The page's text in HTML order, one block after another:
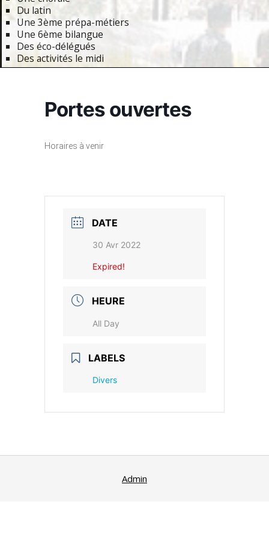
Du latin
Une 3ème prépa-métiers
Une 6ème bilangue
Des éco-délégués
Des activités le midi
Portes ouvertes
Horaires à venir
DATE
30 Avr 2022
Expired!
HEURE
All Day
LABELS
Divers
Admin